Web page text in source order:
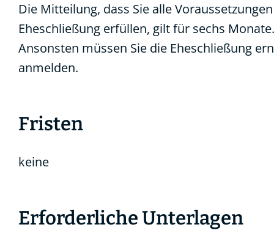
Die Mitteilung, dass Sie alle
Eheschließung erfüllen, gilt für sechs Monate.
Ansonsten müssen Sie die Eheschließung
anmelden.
Fristen
keine
Erforderliche Unterlagen